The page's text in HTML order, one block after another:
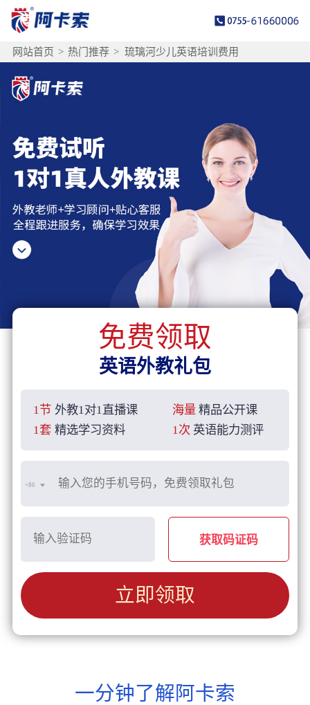
网站首页 > 热门推荐 > 琉璃河少儿英语培训费用
免费领取
英语外教礼包
1节 外教1对1直播课 海量 精品公开课
1套 精选学习资料 1次 英语能力测评
+86
获取码证码
立即领取
一分钟了解阿卡索